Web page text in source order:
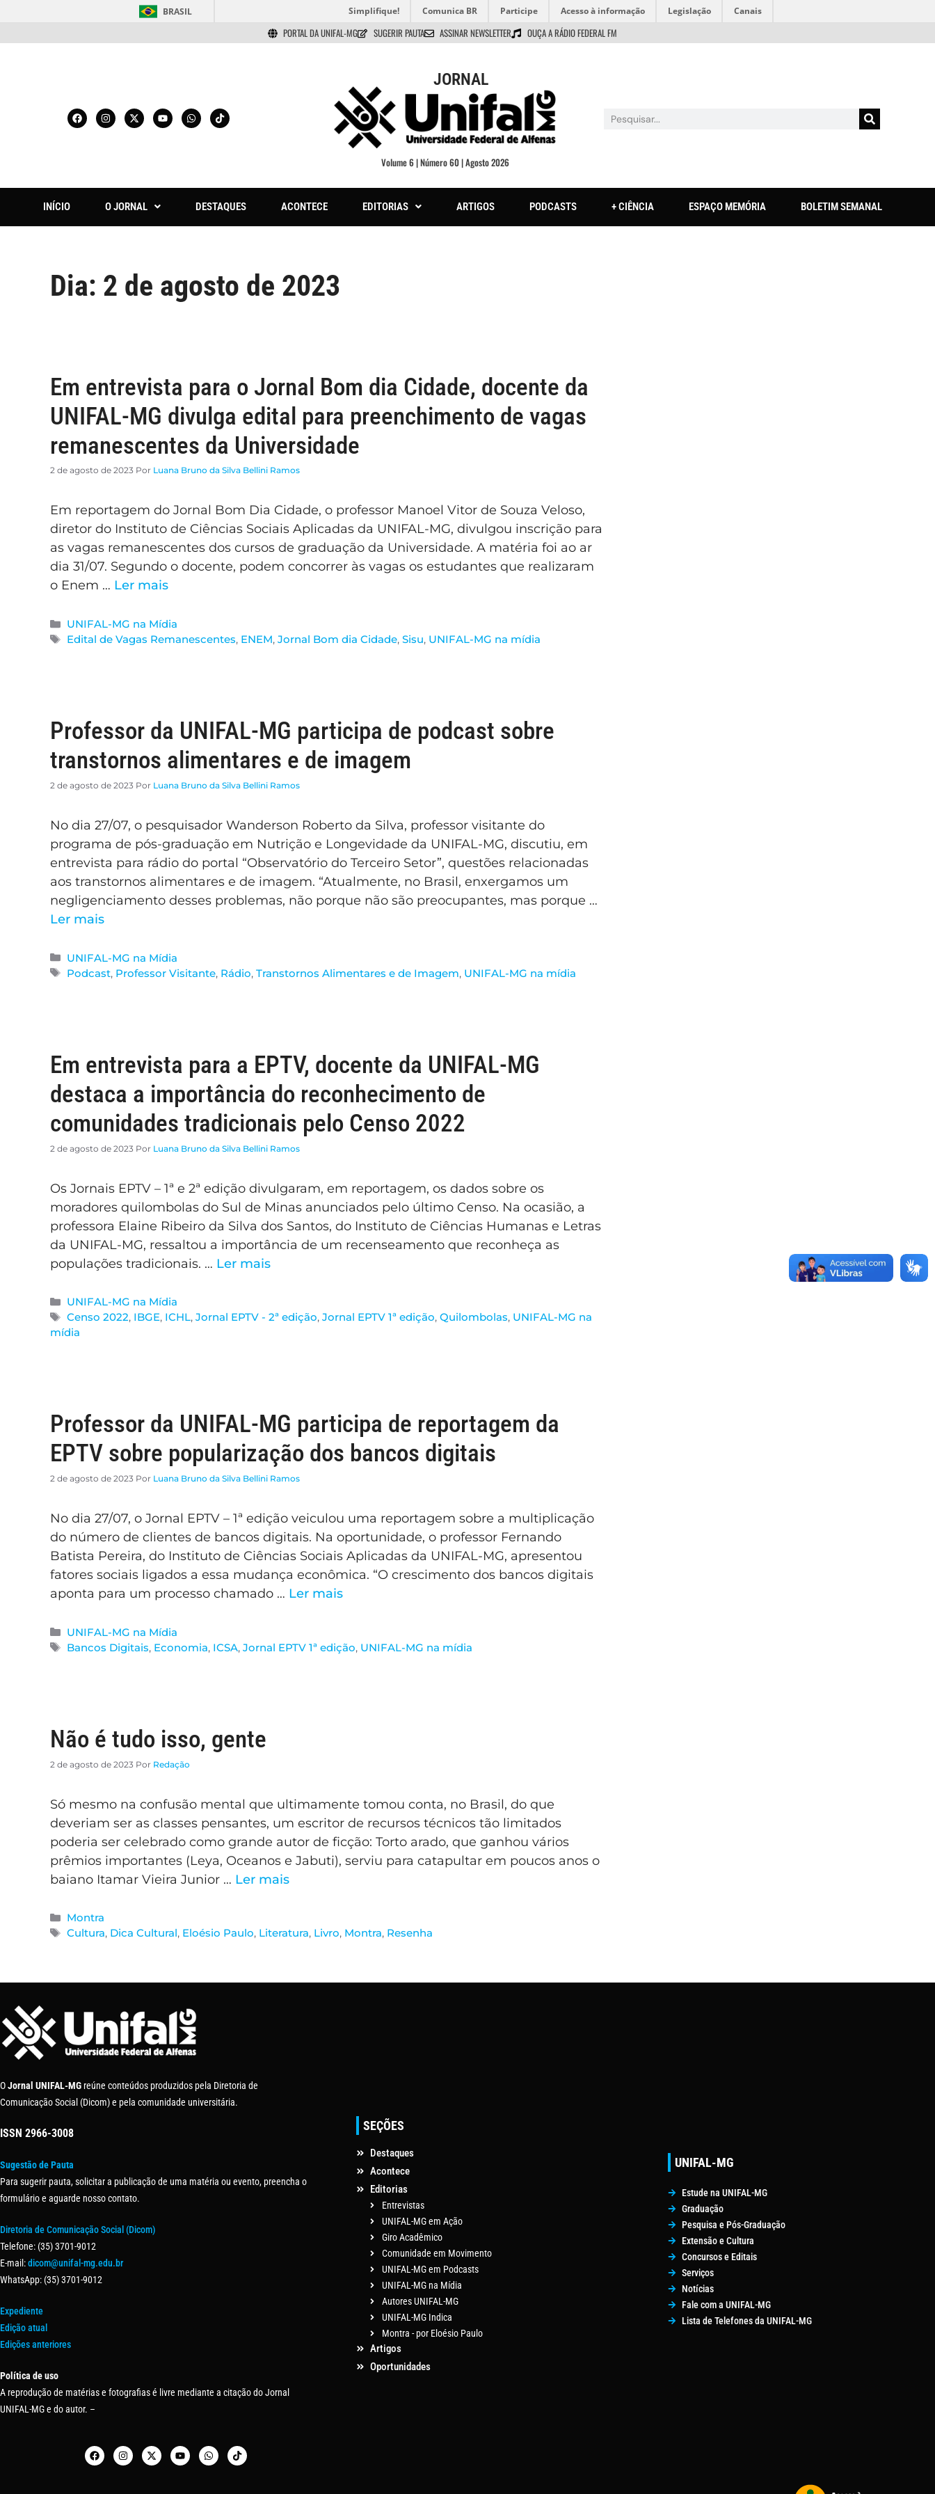
BRASIL Simplifique! Comunica BR Participe Acesso à informação Legislação Canais
PORTAL DA UNIFAL-MG SUGERIR PAUTA ASSINAR NEWSLETTER OUÇA A RÁDIO FEDERAL FM
JORNAL
Volume 6 | Número 60 | Agosto 2026
INÍCIO O JORNAL DESTAQUES ACONTECE EDITORIAS ARTIGOS PODCASTS + CIÊNCIA ESPAÇO MEMÓRIA BOLETIM SEMANAL
Dia: 2 de agosto de 2023
Em entrevista para o Jornal Bom dia Cidade, docente da
UNIFAL-MG divulga edital para preenchimento de vagas
remanescentes da Universidade
2 de agosto de 2023 Por Luana Bruno da Silva Bellini Ramos
Em reportagem do Jornal Bom Dia Cidade, o professor Manoel Vitor de Souza Veloso,
diretor do Instituto de Ciências Sociais Aplicadas da UNIFAL-MG, divulgou inscrição para
as vagas remanescentes dos cursos de graduação da Universidade. A matéria foi ao ar
dia 31/07. Segundo o docente, podem concorrer às vagas os estudantes que realizaram
o Enem … Ler mais
UNIFAL-MG na Mídia
Edital de Vagas Remanescentes, ENEM,Jornal Bom dia Cidade,Sisu, UNIFAL-MG na mídia
Professor da UNIFAL-MG participa de podcast sobre
transtornos alimentares e de imagem
2 de agosto de 2023 Por Luana Bruno da Silva Bellini Ramos
No dia 27/07, o pesquisador Wanderson Roberto da Silva, professor visitante do
programa de pós-graduação em Nutrição e Longevidade da UNIFAL-MG, discutiu, em
entrevista para rádio do portal “Observatório do Terceiro Setor”, questões relacionadas
aos transtornos alimentares e de imagem. “Atualmente, no Brasil, enxergamos um
negligenciamento desses problemas, não porque não são preocupantes, mas porque …
Ler mais
UNIFAL-MG na Mídia
Podcast, Professor Visitante, Rádio,Transtornos Alimentares e de Imagem, UNIFAL-MG na mídia
Em entrevista para a EPTV, docente da UNIFAL-MG
destaca a importância do reconhecimento de
comunidades tradicionais pelo Censo 2022
2 de agosto de 2023 Por Luana Bruno da Silva Bellini Ramos
Os Jornais EPTV – 1ª e 2ª edição divulgaram, em reportagem, os dados sobre os
moradores quilombolas do Sul de Minas anunciados pelo último Censo. Na ocasião, a
professora Elaine Ribeiro da Silva dos Santos, do Instituto de Ciências Humanas e Letras
da UNIFAL-MG, ressaltou a importância de um recenseamento que reconheça as
populações tradicionais. … Ler mais
UNIFAL-MG na Mídia
Censo 2022, IBGE, ICHL,Jornal EPTV - 2ª edição,Jornal EPTV 1ª edição,Quilombolas, UNIFAL-MG na
mídia
Professor da UNIFAL-MG participa de reportagem da
EPTV sobre popularização dos bancos digitais
2 de agosto de 2023 Por Luana Bruno da Silva Bellini Ramos
No dia 27/07, o Jornal EPTV – 1ª edição veiculou uma reportagem sobre a multiplicação
do número de clientes de bancos digitais. Na oportunidade, o professor Fernando
Batista Pereira, do Instituto de Ciências Sociais Aplicadas da UNIFAL-MG, apresentou
fatores sociais ligados a essa mudança econômica. “O crescimento dos bancos digitais
aponta para um processo chamado … Ler mais
UNIFAL-MG na Mídia
Bancos Digitais, Economia, ICSA,Jornal EPTV 1ª edição, UNIFAL-MG na mídia
Não é tudo isso, gente
2 de agosto de 2023 Por Redação
Só mesmo na confusão mental que ultimamente tomou conta, no Brasil, do que
deveriam ser as classes pensantes, um escritor de recursos técnicos tão limitados
poderia ser celebrado como grande autor de ficção: Torto arado, que ganhou vários
prêmios importantes (Leya, Oceanos e Jabuti), serviu para catapultar em poucos anos o
baiano Itamar Vieira Junior … Ler mais
Montra
Cultura, Dica Cultural, Eloésio Paulo, Literatura, Livro, Montra, Resenha
OJornal UNIFAL-MG reúne conteúdos produzidos pela Diretoria de
Comunicação Social (Dicom) e pela comunidade universitária.
ISSN 2966-3008
Sugestão de Pauta
Para sugerir pauta, solicitar a publicação de uma matéria ou evento, preencha o
formulário e aguarde nosso contato.
Diretoria de Comunicação Social (Dicom)
Telefone: (35) 3701-9012
E-mail:dicom@unifal-mg.edu.br
WhatsApp: (35) 3701-9012
Expediente
Edição atual
Edições anteriores
Política de uso
A reprodução de matérias e fotografias é livre mediante a citação do Jornal
UNIFAL-MG e do autor. –
SEÇÕES
Destaques
Acontece
Editorias
Entrevistas
UNIFAL-MG em Ação
Giro Acadêmico
Comunidade em Movimento
UNIFAL-MG em Podcasts
UNIFAL-MG na Mídia
Autores UNIFAL-MG
UNIFAL-MG Indica
Montra - por Eloésio Paulo
Artigos
Oportunidades
UNIFAL-MG
Estude na UNIFAL-MG
Graduação
Pesquisa e Pós-Graduação
Extensão e Cultura
Concursos e Editais
Serviços
Notícias
Fale com a UNIFAL-MG
Lista de Telefones da UNIFAL-MG